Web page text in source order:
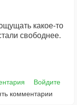
какое-то
свободнее.
Войдите
комментарии